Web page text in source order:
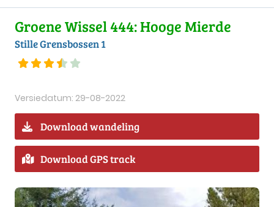
Groene Wissel 444: Hooge Mierde
Stille Grensbossen 1
Versiedatum: 29-08-2022
Download wandeling
Download GPS track